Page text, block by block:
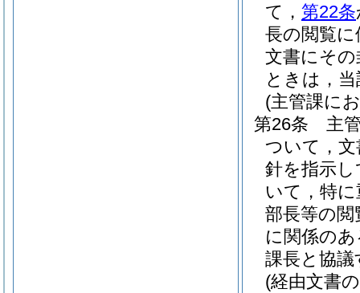
て， 第22条
長の閲覧
文書にそ
ときは，
(主管課に
第26条
主
ついて，
針を指示
いて，特
部長等の
に関係の
課長と協
(経由文書